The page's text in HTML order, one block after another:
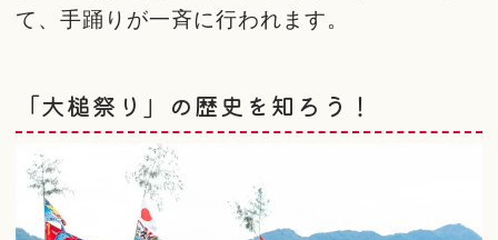
て、手踊りが一斉に行われます。
「大槌祭り」の歴史を知ろう！